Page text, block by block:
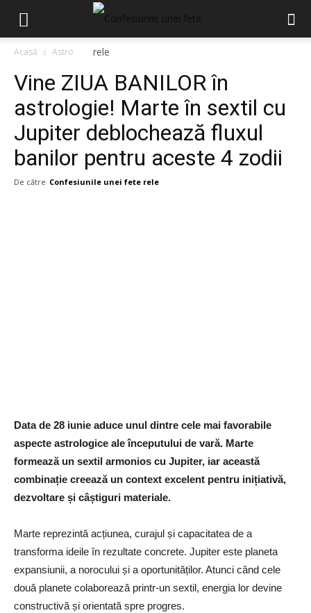
Acasă Astro
Vine ZIUA BANILOR în
astrologie! Marte în sextil cu
Jupiter deblochează fluxul
banilor pentru aceste 4 zodii
De către Confesiunile unei fete rele
Data de 28 iunie aduce unul dintre cele mai favorabile
aspecte astrologice ale începutului de vară. Marte
formează un sextil armonios cu Jupiter, iar această
combinație creează un context excelent pentru inițiativă,
dezvoltare și câștiguri materiale.
Marte reprezintă acțiunea, curajul și capacitatea de a
transforma ideile în rezultate concrete. Jupiter este planeta
expansiunii, a norocului și a oportunităților. Atunci când cele
două planete colaborează printr-un sextil, energia lor devine
constructivă și orientată spre progres.